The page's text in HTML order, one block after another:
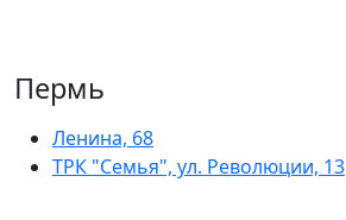
Пермь
Ленина, 68
ТРК "Семья", ул. Революции, 13